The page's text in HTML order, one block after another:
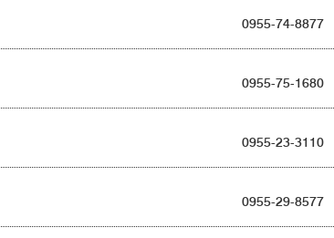
0955-74-8877
0955-75-1680
0955-23-3110
0955-29-8577